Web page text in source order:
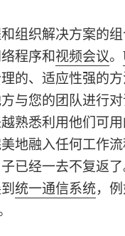
组织解决方案的
程序和视频会议。
的、适应性强的
与您的团队进行
熟悉利用他们可
地融入任何工作
已经一去不复返
统一通信系统，